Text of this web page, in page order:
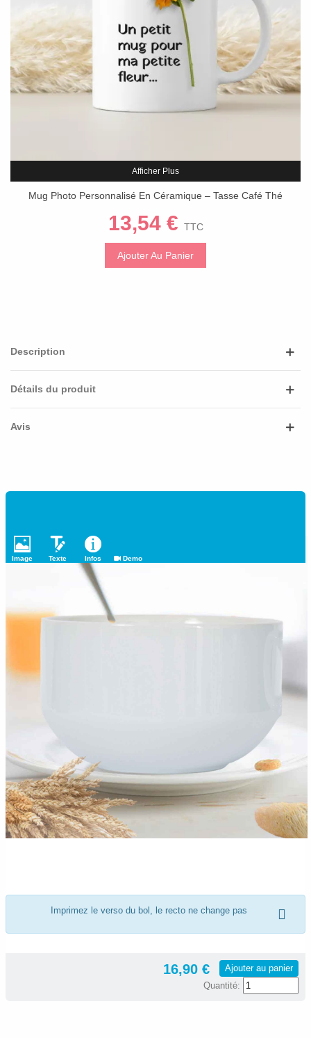
Afficher Plus
Mug Photo Personnalisé En Céramique – Tasse Café Thé
13,54 € TTC
Ajouter Au Panier
Description
Détails du produit
Avis
Image Texte Infos Demo
Imprimez le verso du bol, le recto ne change pas
16,90 €
Ajouter au panier
Quantité: